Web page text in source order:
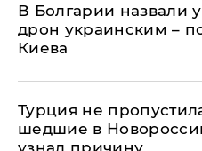
В Болгарии назвали
дрон украинским –
Киева
Турция не
шедшие в
узнал причину